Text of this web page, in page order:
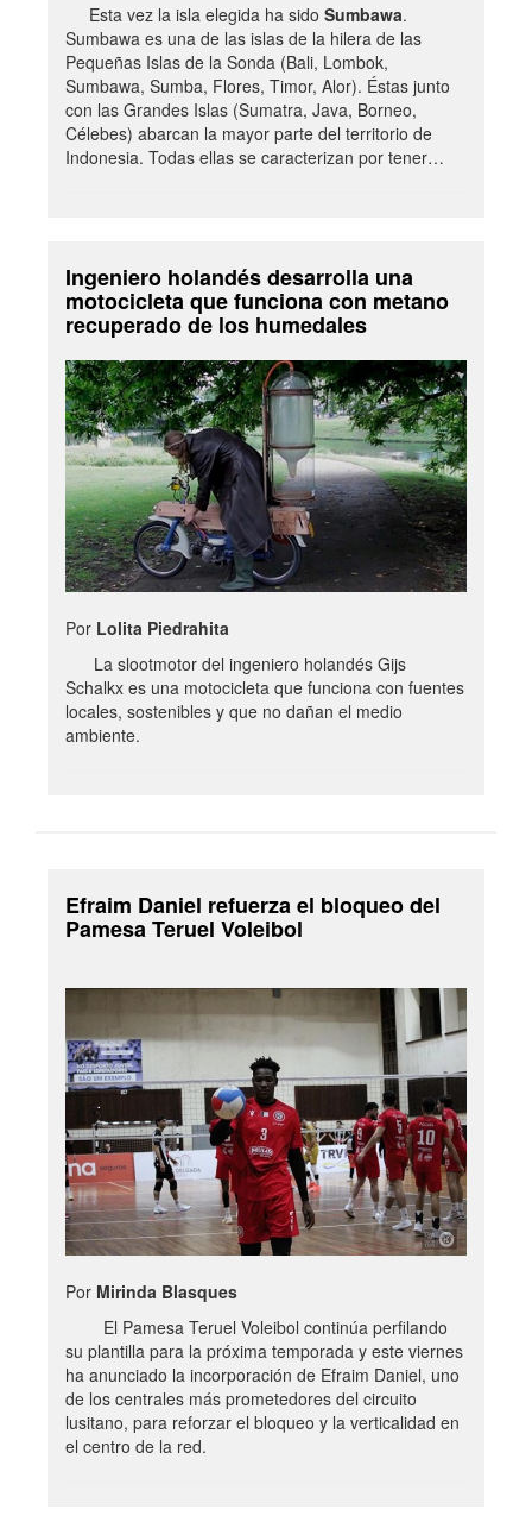
Esta vez la isla elegida ha sido Sumbawa.
Sumbawa es una de las islas de la hilera de las
Pequeñas Islas de la Sonda (Bali, Lombok,
Sumbawa, Sumba, Flores, Timor, Alor). Éstas junto
con las Grandes Islas (Sumatra, Java, Borneo,
Célebes) abarcan la mayor parte del territorio de
Indonesia. Todas ellas se caracterizan por tener…
Ingeniero holandés desarrolla una
motocicleta que funciona con metano
recuperado de los humedales
Por Lolita Piedrahita
La slootmotor del ingeniero holandés Gijs
Schalkx es una motocicleta que funciona con fuentes
locales, sostenibles y que no dañan el medio
ambiente.
Efraim Daniel refuerza el bloqueo del
Pamesa Teruel Voleibol
Por Mirinda Blasques
El Pamesa Teruel Voleibol continúa perfilando
su plantilla para la próxima temporada y este viernes
ha anunciado la incorporación de Efraim Daniel, uno
de los centrales más prometedores del circuito
lusitano, para reforzar el bloqueo y la verticalidad en
el centro de la red.